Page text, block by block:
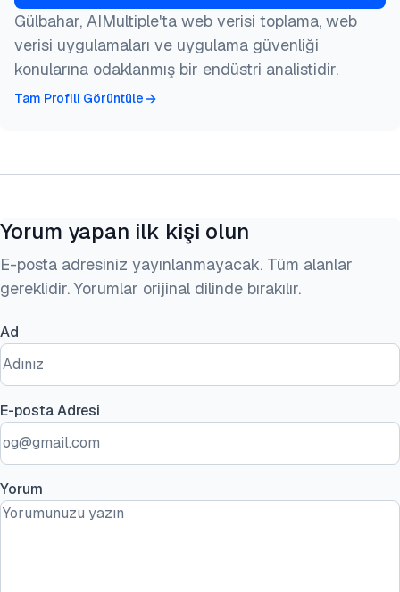
howpublished    = {\url{https://aimultiple.com/
note   = {AIMultiple. Erişim tarihi: 26 Şubat
}
Gülbahar, AIMultiple'ta web verisi toplama, web
verisi uygulamaları ve uygulama güvenliği
konularına odaklanmış bir endüstri analistidir.
Tam Profili Görüntüle
Yorum yapan ilk kişi olun
E-posta adresiniz yayınlanmayacak. Tüm alanlar
gereklidir. Yorumlar orijinal dilinde bırakılır.
Ad
E-posta Adresi
Yorum